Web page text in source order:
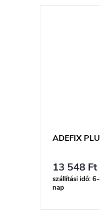
ADEFIX
13 548 Ft
szállítási idő:
nap